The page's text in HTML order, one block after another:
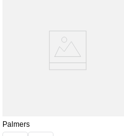
Palmers